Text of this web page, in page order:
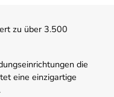
zu über 3.500
die
eine einzigartige